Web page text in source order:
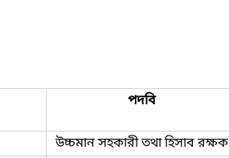
পদবি
উচ্চমান সহকারী তথা হিসাব রক্ষক